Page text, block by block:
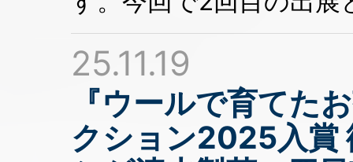
25.11.19
『ウールで育てた
クション2025入賞